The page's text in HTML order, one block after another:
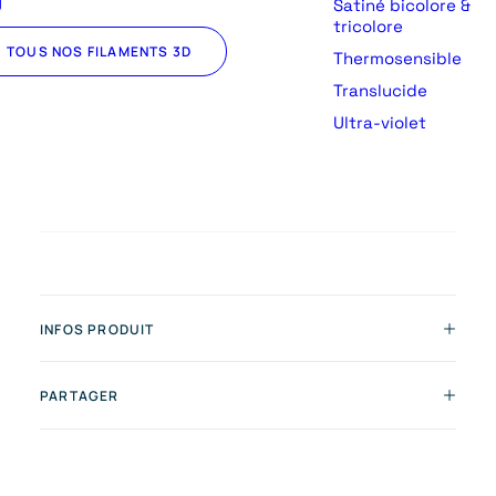
TOUS NOS FILAMENTS 3D
Satiné bicolore &
tricolore
Thermosensible
Translucide
Ultra-violet
INFOS PRODUIT
PARTAGER